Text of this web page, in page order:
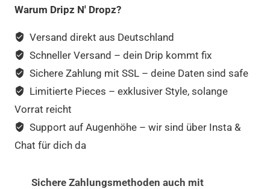
Warum Dripz N' Dropz?
Versand direkt aus Deutschland
Schneller Versand – dein Drip kommt fix
Sichere Zahlung mit SSL – deine Daten sind safe
Limitierte Pieces – exklusiver Style, solange
Vorrat reicht
Support auf Augenhöhe – wir sind über Insta &
Chat für dich da
Sichere Zahlungsmethoden auch mit